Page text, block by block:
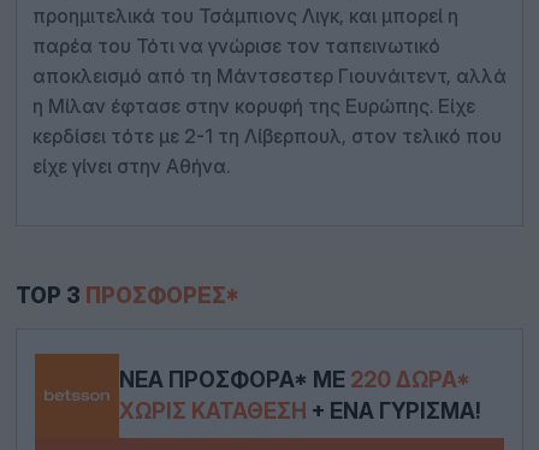
προημιτελικά του Τσάμπιονς Λιγκ, και μπορεί η
παρέα του Τότι να γνώρισε τον ταπεινωτικό
αποκλεισμό από τη Μάντσεστερ Γιουνάιτεντ, αλλά
η Μίλαν έφτασε στην κορυφή της Ευρώπης. Είχε
κερδίσει τότε με 2-1 τη Λίβερπουλ, στον τελικό που
είχε γίνει στην Αθήνα.
TOP 3 ΠΡΟΣΦΟΡΈΣ*
ΝΈΑ ΠΡΟΣΦΟΡΆ* ΜΕ 220 ΔΏΡΑ*
ΧΩΡΊΣ ΚΑΤΆΘΕΣΗ + ΈΝΑ ΓΎΡΙΣΜΑ!